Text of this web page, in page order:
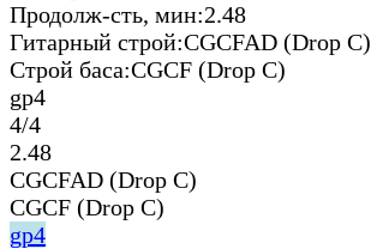
Продолж-сть, мин:2.48
Гитарный строй:CGCFAD (Drop C)
Строй баса:CGCF (Drop C)
gp4
4/4
2.48
CGCFAD (Drop C)
CGCF (Drop C)
gp4